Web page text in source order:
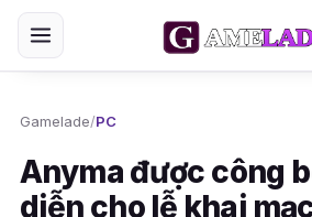
Gamelade/PC
Anyma được công
diễn cho lễ khai